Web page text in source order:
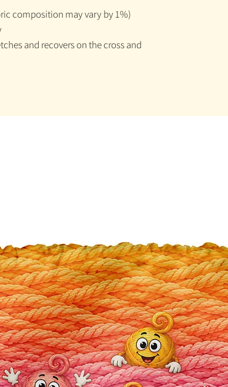
composition may vary by 1%)
and recovers on the cross and